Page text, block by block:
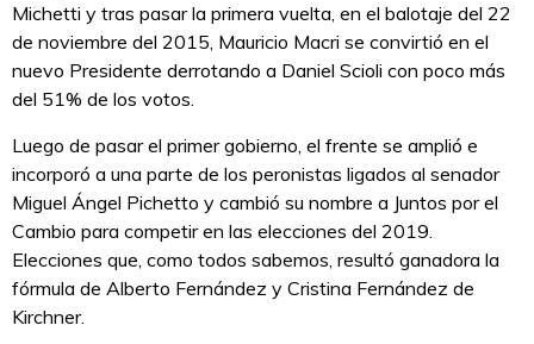
Michetti y tras pasar la primera vuelta, en el balotaje del 22
de noviembre del 2015, Mauricio Macri se convirtió en el
nuevo Presidente derrotando a Daniel Scioli con poco más
del 51% de los votos.
Luego de pasar el primer gobierno, el frente se amplió e
incorporó a una parte de los peronistas ligados al senador
Miguel Ángel Pichetto y cambió su nombre a Juntos por el
Cambio para competir en las elecciones del 2019.
Elecciones que, como todos sabemos, resultó ganadora la
fórmula de Alberto Fernández y Cristina Fernández de
Kirchner.